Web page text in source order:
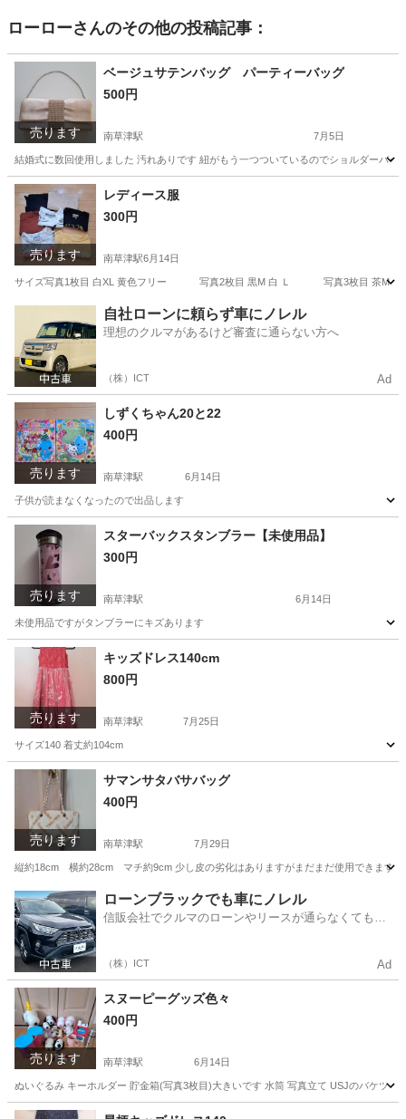
ローローさんのその他の投稿記事：
売ります
ベージュサテンバッグ パーティーバッグ
500円
南草津駅 7月5日
結婚式に数回使用しました 汚れありです 紐がもう一つついているのでショルダーバ
滋賀 草津市 南草津駅 バッグ
売ります
レディース服
300円
南草津駅6月14日
サイズ写真1枚目 白XL 黄色フリー 写真2枚目 黒M 白 Ｌ 写真3枚目 茶
南草津駅 服/ファッション 黄色
自社ローンに頼らず車にノレル
理想のクルマがあるけど審査に通らない方へ
（株）ICT Ad
売ります
しずくちゃん20と22
400円
南草津駅 6月14日
子供が読まなくなったので出品します
滋賀 草津市 南草津駅 本/CD/DVD しずくちゃん
売ります
スターバックスタンブラー【未使用品】
300円
南草津駅 6月14日
未使用品ですがタンブラーにキズあります
滋賀 草津市 南草津駅
売ります
キッズドレス140cm
800円
南草津駅 7月25日
サイズ140 着丈約104cm
滋賀 草津市 南草津駅 キッズ用品
売ります
サマンサタバサバッグ
400円
南草津駅 7月29日
縦約18cm 横約28cm マチ約9cm 少し皮の劣化はありますがまだまだ使用できます
滋賀 草津市 南草津駅 バッグ サマンサタバサ
ローンブラックでも車にノレル
信販会社でクルマのローンやリースが通らなくてもク
（株）ICT Ad
売ります
スヌーピーグッズ色々
400円
南草津駅 6月14日
ぬいぐるみ キーホルダー 貯金箱(写真3枚目)大きいです 水筒 写真立て USJのバケツ
滋賀 草津市 南草津駅 おもちゃ